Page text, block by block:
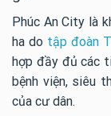
Phúc An City là
ha do tập đoàn
hợp đầy đủ các
bệnh viện, siêu
của cư dân.